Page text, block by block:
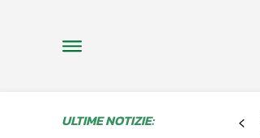
ULTIME NOTIZIE: